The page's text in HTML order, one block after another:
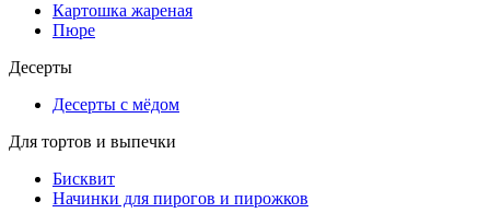
Картошка жареная
Пюре
Десерты
Десерты с мёдом
Для тортов и выпечки
Бисквит
Начинки для пирогов и пирожков